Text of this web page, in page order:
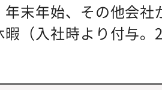
年末年始、その他会社
暇（入社時より付与